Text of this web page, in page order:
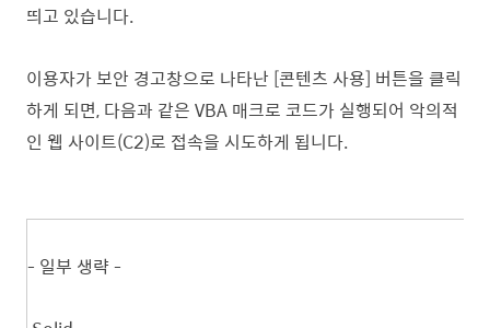
띄고 있습니다.
이용자가 보안 경고창으로 나타난 [콘텐츠 사용] 버튼을 클릭
하게 되면, 다음과 같은 VBA 매크로 코드가 실행되어 악의적
인 웹 사이트(C2)로 접속을 시도하게 됩니다.
- 일부 생략 -